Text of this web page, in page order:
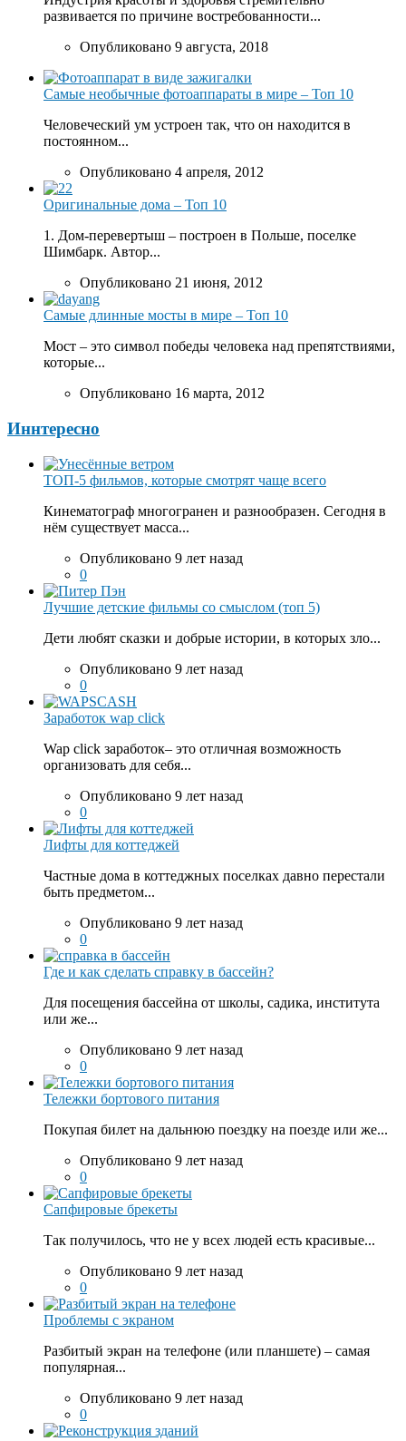
развивается по причине востребованности...
Опубликовано 9 августа, 2018
Самые необычные фотоаппараты в мире – Топ 10
Человеческий ум устроен так, что он находится в
постоянном...
Опубликовано 4 апреля, 2012
Оригинальные дома – Топ 10
1. Дом-перевертыш – построен в Польше, поселке
Шимбарк. Автор...
Опубликовано 21 июня, 2012
Самые длинные мосты в мире – Топ 10
Мост – это символ победы человека над препятствиями,
которые...
Опубликовано 16 марта, 2012
Иннтересно
ТОП-5 фильмов, которые смотрят чаще всего
Кинематограф многогранен и разнообразен. Сегодня в
нём существует масса...
Опубликовано 9 лет назад
0
Лучшие детские фильмы со смыслом (топ 5)
Дети любят сказки и добрые истории, в которых зло...
Опубликовано 9 лет назад
0
Заработок wap click
Wap click заработок– это отличная возможность
организовать для себя...
Опубликовано 9 лет назад
0
Лифты для коттеджей
Частные дома в коттеджных поселках давно перестали
быть предметом...
Опубликовано 9 лет назад
0
Где и как сделать справку в бассейн?
Для посещения бассейна от школы, садика, института
или же...
Опубликовано 9 лет назад
0
Тележки бортового питания
Покупая билет на дальнюю поездку на поезде или же...
Опубликовано 9 лет назад
0
Сапфировые брекеты
Так получилось, что не у всех людей есть красивые...
Опубликовано 9 лет назад
0
Проблемы с экраном
Разбитый экран на телефоне (или планшете) – самая
популярная...
Опубликовано 9 лет назад
0